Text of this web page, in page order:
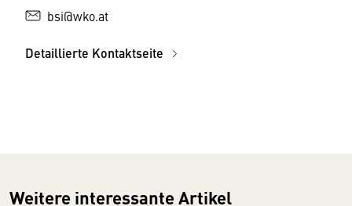
bsi@wko.at
Detaillierte Kontaktseite
Weitere interessante Artikel